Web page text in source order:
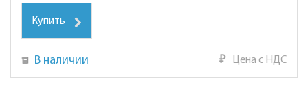
Купить
В наличии ₽ Цена с НДС